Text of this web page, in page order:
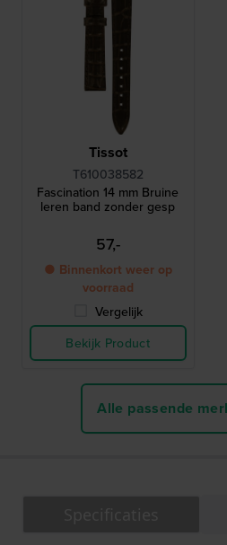
Tissot
T610038582
Fascination 14 mm Bruine
leren band zonder gesp
57,-
● Binnenkort weer op
voorraad
Vergelijk
Bekijk Product
Alle passende